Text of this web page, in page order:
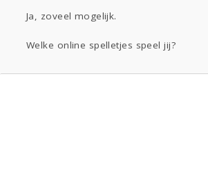
Ja, zoveel mogelijk.
Welke online spelletjes speel jij?